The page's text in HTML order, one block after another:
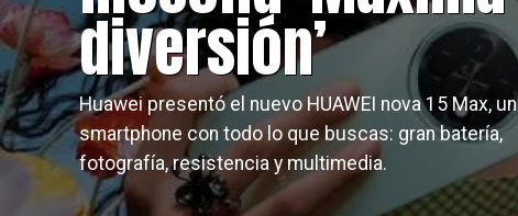
diversión’
Huawei presentó el nuevo HUAWEI nova 15 Max, un
smartphone con todo lo que buscas: gran batería,
fotografía, resistencia y multimedia.